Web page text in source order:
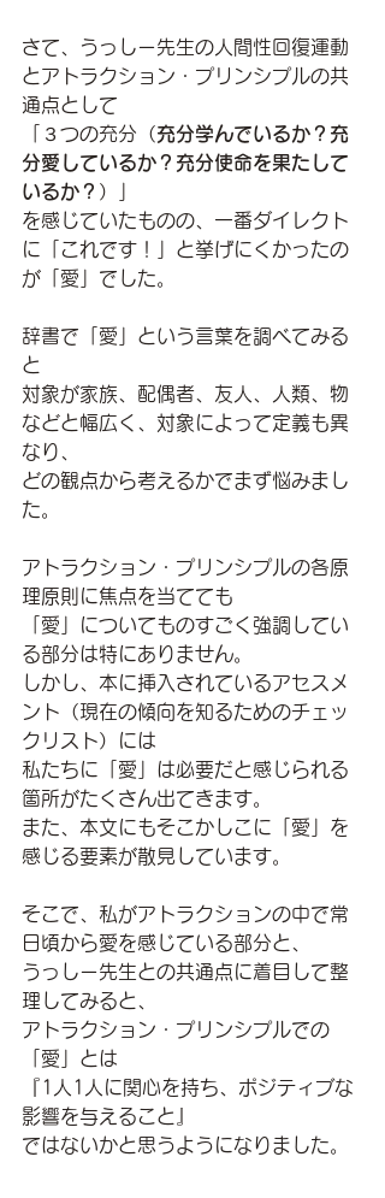
さて、うっしー先生の人間性回復運動
とアトラクション・プリンシプルの共
通点として
「３つの充分（充分学んでいるか？充
分愛しているか？充分使命を果たして
いるか？ ）」
を感じていたものの、一番ダイレクト
に「これです！」と挙げにくかったの
が「愛」でした。
辞書で「愛」という言葉を調べてみる
と
対象が家族、配偶者、友人、人類、物
などと幅広く、対象によって定義も異
なり、
どの観点から考えるかでまず悩みまし
た。
アトラクション・プリンシプルの各原
理原則に焦点を当てても
「愛」についてものすごく強調してい
る部分は特にありません。
しかし、本に挿入されているアセスメ
ント（現在の傾向を知るためのチェッ
クリスト）には
私たちに「愛」は必要だと感じられる
箇所がたくさん出てきます。
また、本文にもそこかしこに「愛」を
感じる要素が散見しています。
そこで、私がアトラクションの中で常
日頃から愛を感じている部分と、
うっしー先生との共通点に着目して整
理してみると、
アトラクション・プリンシプルでの
「愛」とは
『1人1人に関心を持ち、ポジティブな
影響を与えること』
ではないかと思うようになりました。